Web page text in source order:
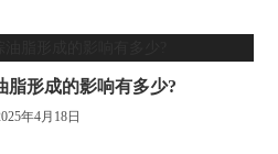
脂形成的影响有多少?
年4月18日